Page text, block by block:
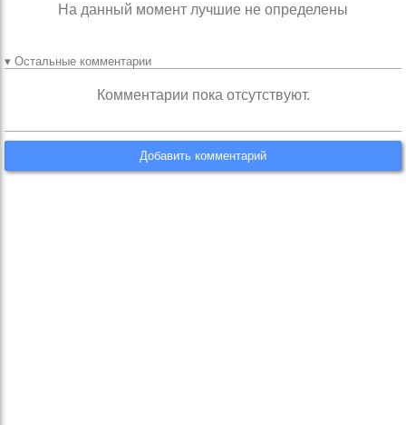
На данный момент лучшие не определены
▾ Остальные комментарии
Комментарии пока отсутствуют.
Добавить комментарий